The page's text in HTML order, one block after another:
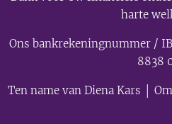
harte
Ons bankrekeningnummer /
8838
Ten name van Diena Kars │